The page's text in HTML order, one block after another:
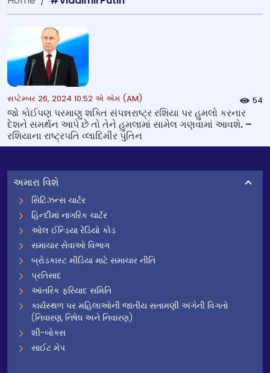
સપ્ટેમ્બર 26, 2024 10:52 એ એમ (AM) 54
જો કોઈપણ પરમાણુ શક્તિ સંપન્નરાષ્ટ્ર રશિયા પર હુમલો કરનાર
દેશને સમર્થન આપે છે તો તેને હુમલામાં સામેલ ગણવામાં આવશે. –
રશિયાના રાષ્ટ્રપતિ વ્લાદિમીર પુતિન
અમારા વિશે
સિટિઝન્સ ચાર્ટર
હિન્દીમાં નાગરિક ચાર્ટર
ઓલ ઈન્ડિયા રેડિયો કોડ
સમાચાર સેવાઓ વિભાગ
બ્રોડકાસ્ટ મીડિયા માટે સમાચાર નીતિ
પ્રતિસાદ
આંતરિક ફરિયાદ સમિતિ
કાર્યસ્થળ પર મહિલાઓની જાતીય સતામણી અંગેની વિગતો
(નિવારણ, નિષેધ અને નિવારણ)
શી-બોક્સ
સાઈટ મેપ